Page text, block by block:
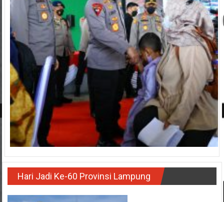
Hari Jadi Ke-60 Provinsi Lampung